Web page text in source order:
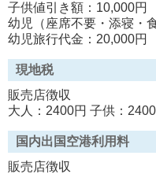
子供値引き額：10,000円
幼児（座席不要・添寝・
幼児旅行代金：20,000円
現地税
販売店徴収
大人：2400円 子供：
国内出国空港利用料
販売店徴収